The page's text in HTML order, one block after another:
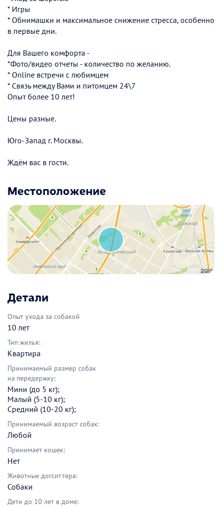
* Игры
* Обнимашки и максимальное снижение стресса, особенно
в первые дни.
Для Вашего комфорта -
*Фото/видео отчеты - количество по желанию.
* Оnline встречи с любимцем
* Связь между Вами и питомцем 24\7
Опыт более 10 лет!
Цены разные.
Юго-Запад г. Москвы.
Ждём вас в гости.
Местоположение
Детали
Опыт ухода за собакой
10 лет
Тип жилья:
Квартира
Принимаемый размер собак
на передержку:
Мини (до 5 кг);
Малый (5-10 кг);
Средний (10-20 кг);
Принимаемый возраст собак:
Любой
Принимает кошек:
Нет
Животные догситтера:
Собаки
Дети до 10 лет в доме: